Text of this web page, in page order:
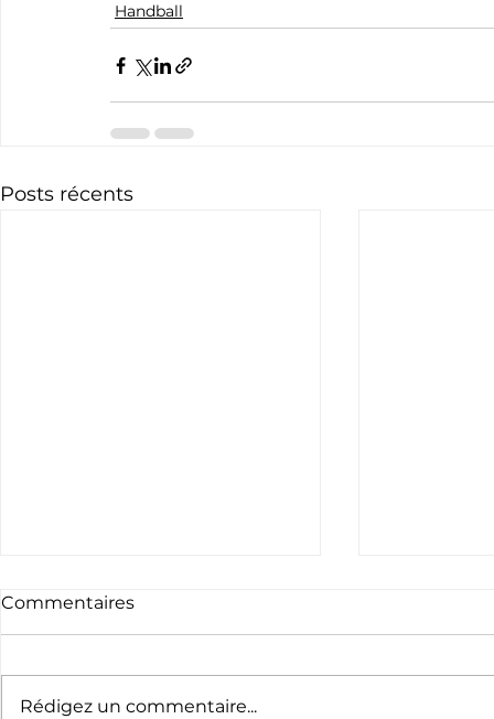
Handball
Posts récents
Commentaires
Rédigez un commentaire...